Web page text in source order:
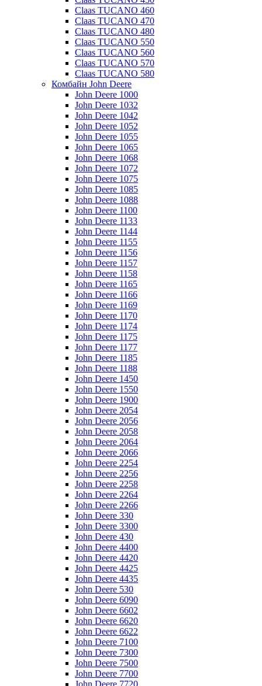
Claas TUCANO 460
Claas TUCANO 470
Claas TUCANO 480
Claas TUCANO 550
Claas TUCANO 560
Claas TUCANO 570
Claas TUCANO 580
Комбайн John Deere
John Deere 1000
John Deere 1032
John Deere 1042
John Deere 1052
John Deere 1055
John Deere 1065
John Deere 1068
John Deere 1072
John Deere 1075
John Deere 1085
John Deere 1088
John Deere 1100
John Deere 1133
John Deere 1144
John Deere 1155
John Deere 1156
John Deere 1157
John Deere 1158
John Deere 1165
John Deere 1166
John Deere 1169
John Deere 1170
John Deere 1174
John Deere 1175
John Deere 1177
John Deere 1185
John Deere 1188
John Deere 1450
John Deere 1550
John Deere 1900
John Deere 2054
John Deere 2056
John Deere 2058
John Deere 2064
John Deere 2066
John Deere 2254
John Deere 2256
John Deere 2258
John Deere 2264
John Deere 2266
John Deere 330
John Deere 3300
John Deere 430
John Deere 4400
John Deere 4420
John Deere 4425
John Deere 4435
John Deere 530
John Deere 6090
John Deere 6602
John Deere 6620
John Deere 6622
John Deere 7100
John Deere 7300
John Deere 7500
John Deere 7700
John Deere 7720